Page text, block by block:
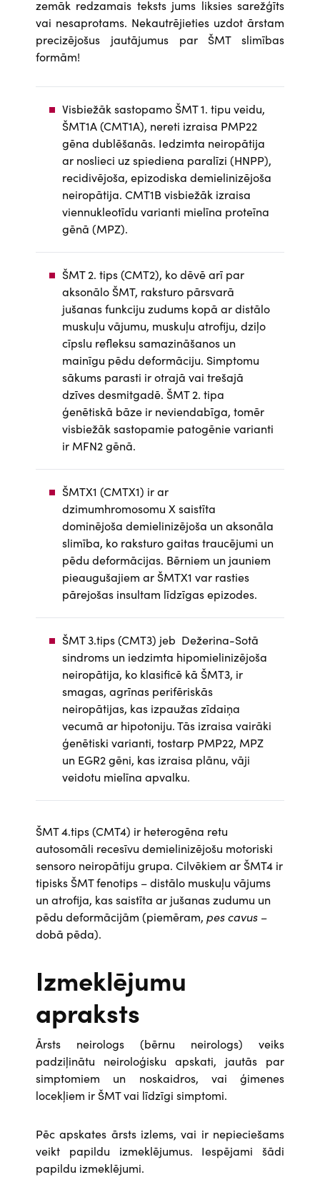
zemāk redzamais teksts jums liksies sarežģīts
vai nesaprotams. Nekautrējieties uzdot ārstam
precizējošus jautājumus par ŠMT slimības
formām!
Visbiežāk sastopamo ŠMT 1. tipu veidu,
ŠMT1A (CMT1A), nereti izraisa PMP22
gēna dublēšanās. Iedzimta neiropātija
ar noslieci uz spiediena paralīzi (HNPP),
recidivējoša, epizodiska demielinizējoša
neiropātija. CMT1B visbiežāk izraisa
viennukleotīdu varianti mielīna proteīna
gēnā (MPZ).
ŠMT 2. tips (CMT2), ko dēvē arī par
aksonālo ŠMT, raksturo pārsvarā
jušanas funkciju zudums kopā ar distālo
muskuļu vājumu, muskuļu atrofiju, dziļo
cīpslu refleksu samazināšanos un
mainīgu pēdu deformāciju. Simptomu
sākums parasti ir otrajā vai trešajā
dzīves desmitgadē. ŠMT 2. tipa
ģenētiskā bāze ir neviendabīga, tomēr
visbiežāk sastopamie patogēnie varianti
ir MFN2 gēnā.
ŠMTX1 (CMTX1) ir ar
dzimumhromosomu X saistīta
dominējoša demielinizējoša un aksonāla
slimība, ko raksturo gaitas traucējumi un
pēdu deformācijas. Bērniem un jauniem
pieaugušajiem ar ŠMTX1 var rasties
pārejošas insultam līdzīgas epizodes.
ŠMT 3.tips (CMT3) jeb Dežerina-Sotā
sindroms un iedzimta hipomielinizējoša
neiropātija, ko klasificē kā ŠMT3, ir
smagas, agrīnas perifēriskās
neiropātijas, kas izpaužas zīdaiņa
vecumā ar hipotoniju. Tās izraisa vairāki
ģenētiski varianti, tostarp PMP22, MPZ
un EGR2 gēni, kas izraisa plānu, vāji
veidotu mielīna apvalku.
ŠMT 4.tips (CMT4) ir heterogēna retu
autosomāli recesīvu demielinizējošu motoriski
sensoro neiropātiju grupa. Cilvēkiem ar ŠMT4 ir
tipisks ŠMT fenotips – distālo muskuļu vājums
un atrofija, kas saistīta ar jušanas zudumu un
pēdu deformācijām (piemēram, pes cavus –
dobā pēda).
Izmeklējumu
apraksts
Ārsts neirologs (bērnu neirologs) veiks
padziļinātu neiroloģisku apskati, jautās par
simptomiem un noskaidros, vai ģimenes
locekļiem ir ŠMT vai līdzīgi simptomi.
Pēc apskates ārsts izlems, vai ir nepieciešams
veikt papildu izmeklējumus. Iespējami šādi
papildu izmeklējumi.